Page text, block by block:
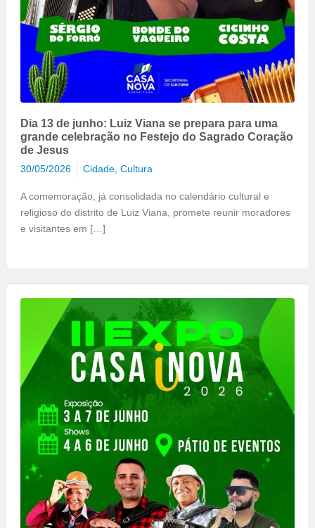
Dia 13 de junho: Luiz Viana se prepara para uma
grande celebração no Festejo do Sagrado Coração
de Jesus
30/05/2026 Cidade, Cultura
A comemoração, já consolidada no calendário cultural e
religioso do distrito de Luiz Viana, promete reunir moradores
e visitantes em […]